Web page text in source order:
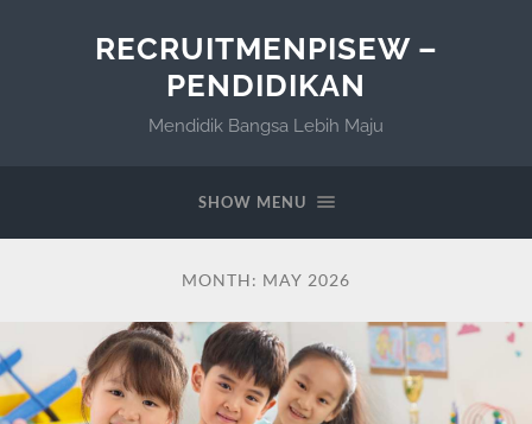
RECRUITMENPISEW –
PENDIDIKAN
Mendidik Bangsa Lebih Maju
SHOW MENU
MONTH: MAY 2026